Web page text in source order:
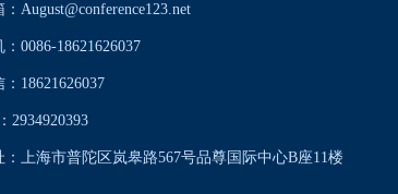
：August@conference123.net
：0086-18621626037
：18621626037
2934920393
：上海市普陀区岚皋路567号品尊国际中心B座11楼